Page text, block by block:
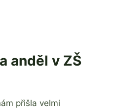
anděl v ZŠ
přišla velmi